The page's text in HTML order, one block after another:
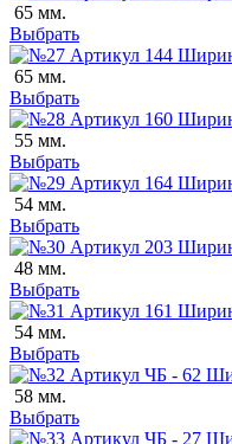
65 мм.
Выбрать
65 мм.
Выбрать
55 мм.
Выбрать
54 мм.
Выбрать
48 мм.
Выбрать
54 мм.
Выбрать
58 мм.
Выбрать